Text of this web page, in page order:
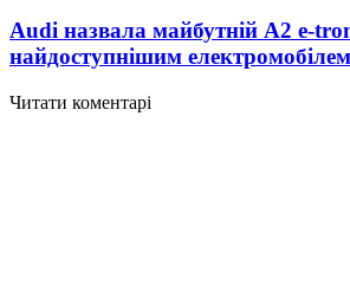
Audi назвала майбутній A2 e-
найдоступнішим
Читати коментарі